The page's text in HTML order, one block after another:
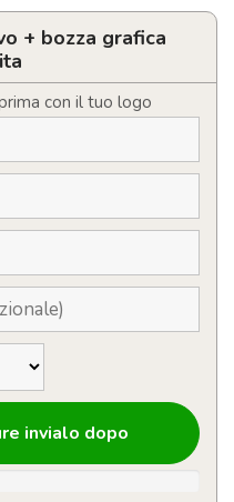
+ bozza grafica
con il tuo logo
invialo dopo